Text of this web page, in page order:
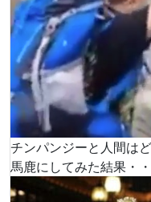
チンパンジーと人間は
馬鹿にしてみた結果・